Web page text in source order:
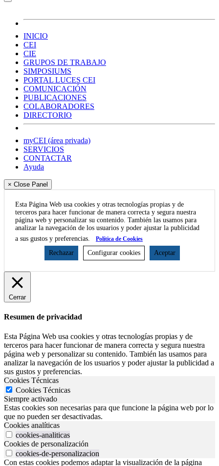
INICIO
CEI
CIE
GRUPOS DE TRABAJO
SIMPOSIUMS
PORTAL LUCES CEI
COMUNICACIÓN
PUBLICACIONES
COLABORADORES
DIRECTORIO
myCEI (área privada)
SERVICIOS
CONTACTAR
Ayuda
× Close Panel
Esta Página Web usa cookies y otras tecnologías propias y de
terceros para hacer funcionar de manera correcta y segura nuestra
página web y personalizar su contenido. También las usamos para
analizar la navegación de los usuarios y poder ajustar la publicidad
a sus gustos y preferencias.
Política de Cookies
Rechazar Configurar cookies Aceptar
Cerrar
Resumen de privacidad
Esta Página Web usa cookies y otras tecnologías propias y de
terceros para hacer funcionar de manera correcta y segura nuestra
página web y personalizar su contenido. También las usamos para
analizar la navegación de los usuarios y poder ajustar la publicidad a
sus gustos y preferencias.
Cookies Técnicas
Cookies Técnicas
Siempre activado
Estas cookies son necesarias para que funcione la página web por lo
que no pueden ser desactivadas.
Cookies analíticas
cookies-analiticas
Cookies de personalización
cookies-de-personalizacion
Con estas cookies podemos adaptar la visualización de la página